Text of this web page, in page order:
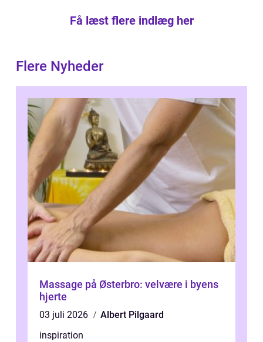
Få læst flere indlæg her
Flere Nyheder
Massage på Østerbro: velvære i byens
hjerte
03 juli 2026
Albert Pilgaard
inspiration